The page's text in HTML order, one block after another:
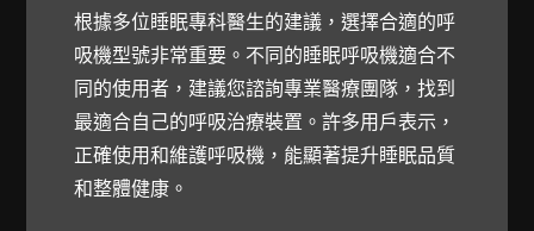
根據多位睡眠專科醫生的建議，選擇合適的呼
吸機型號非常重要。不同的睡眠呼吸機適合不
同的使用者，建議您諮詢專業醫療團隊，找到
最適合自己的呼吸治療裝置。許多用戶表示，
正確使用和維護呼吸機，能顯著提升睡眠品質
和整體健康。